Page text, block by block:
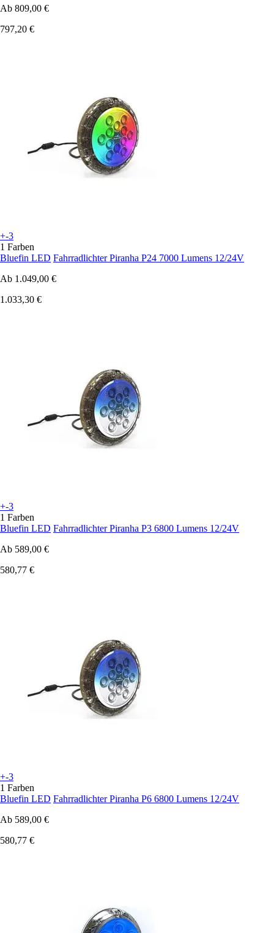
Ab 809,00 €
797,20 €
+-3
1 Farben
Bluefin LED Fahrradlichter Piranha P24 7000 Lumens 12/24V
Ab 1.049,00 €
1.033,30 €
+-3
1 Farben
Bluefin LED Fahrradlichter Piranha P3 6800 Lumens 12/24V
Ab 589,00 €
580,77 €
+-3
1 Farben
Bluefin LED Fahrradlichter Piranha P6 6800 Lumens 12/24V
Ab 589,00 €
580,77 €